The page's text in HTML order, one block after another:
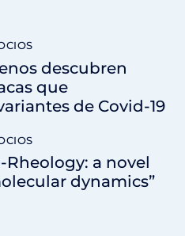
descubren
que
de Covid-19
Rheology: a novel
dynamics”